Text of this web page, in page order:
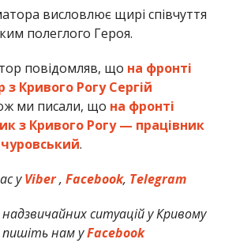
висловлює щирі співчуття
полеглого Героя.
повідомляв, що на фронті
Кривого Рогу Сергій
ми писали, що на фронті
з Кривого Рогу — працівник
.
уViber,Facebook, Telegram
ситуацій у Кривому
пишіть нам уFacebook